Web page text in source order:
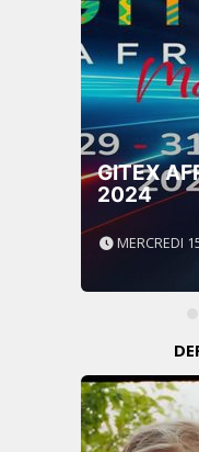
GITEX
2024
MERCREDI